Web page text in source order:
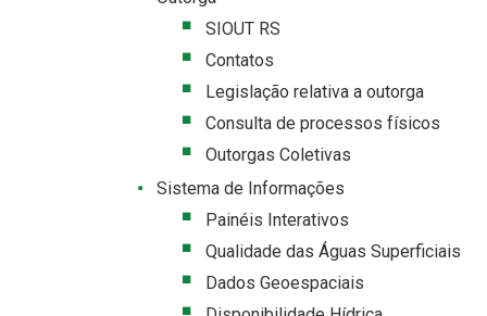
SIOUT RS
Contatos
Legislação relativa a outorga
Consulta de processos físicos
Outorgas Coletivas
Sistema de Informações
Painéis Interativos
Qualidade das Águas Superficiais
Dados Geoespaciais